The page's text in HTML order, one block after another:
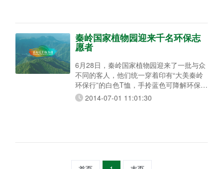
态文明”为宗旨，通过对公众、对社会的志
愿服务，达到传播习近平生态文明思想、保
护绿水青山的目
秦岭国家植物园迎来千名环保志
愿者
6月28日，秦岭国家植物园迎来了一批与众
不同的客人，他们统一穿着印有“大美秦岭
环保行”的白色T恤，手拎蓝色可降解环保垃
圾袋，分段进入园就地保护区河道内、峡谷
里捡拾垃圾。这是积极参与由华商报联合省
们。 在秦岭国家植物园举办“大美秦岭环保
的热情响应
2014-07-01 11:01:30